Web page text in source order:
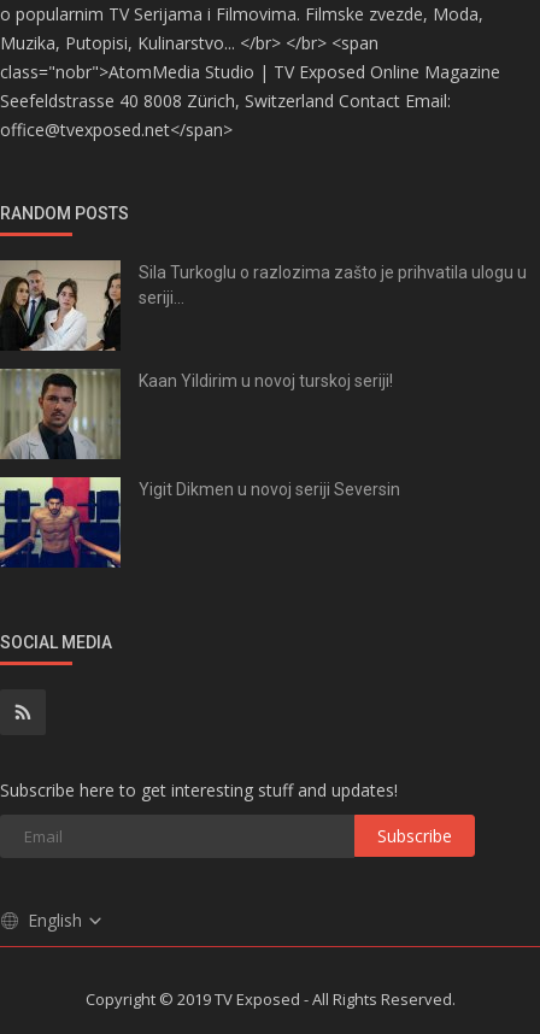
o popularnim TV Serijama i Filmovima. Filmske zvezde, Moda,
Muzika, Putopisi, Kulinarstvo... </br> </br> <span
class="nobr">AtomMedia Studio | TV Exposed Online Magazine
Seefeldstrasse 40 8008 Zürich, Switzerland Contact Email:
office@tvexposed.net</span>
RANDOM POSTS
Sila Turkoglu o razlozima zašto je prihvatila ulogu u
seriji...
Kaan Yildirim u novoj turskoj seriji!
Yigit Dikmen u novoj seriji Seversin
SOCIAL MEDIA
Subscribe here to get interesting stuff and updates!
Subscribe
English
Copyright © 2019 TV Exposed - All Rights Reserved.